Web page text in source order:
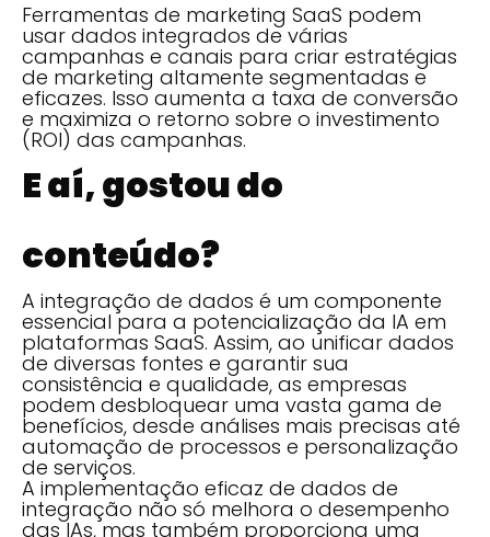
Ferramentas de marketing SaaS podem
usar dados integrados de várias
campanhas e canais para criar estratégias
de marketing altamente segmentadas e
eficazes. Isso aumenta a taxa de conversão
e maximiza o retorno sobre o investimento
(ROI) das campanhas.
E aí, gostou do
conteúdo?
A integração de dados é um componente
essencial para a potencialização da IA em
plataformas SaaS. Assim, ao unificar dados
de diversas fontes e garantir sua
consistência e qualidade, as empresas
podem desbloquear uma vasta gama de
benefícios, desde análises mais precisas até
automação de processos e personalização
de serviços.
A implementação eficaz de dados de
integração não só melhora o desempenho
das IAs, mas também proporciona uma